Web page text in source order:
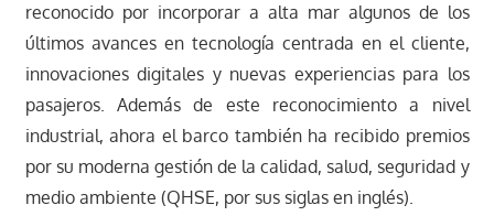
reconocido por incorporar a alta mar algunos de los
últimos avances en tecnología centrada en el cliente,
innovaciones digitales y nuevas experiencias para los
pasajeros. Además de este reconocimiento a nivel
industrial, ahora el barco también ha recibido premios
por su moderna gestión de la calidad, salud, seguridad y
medio ambiente (QHSE, por sus siglas en inglés).